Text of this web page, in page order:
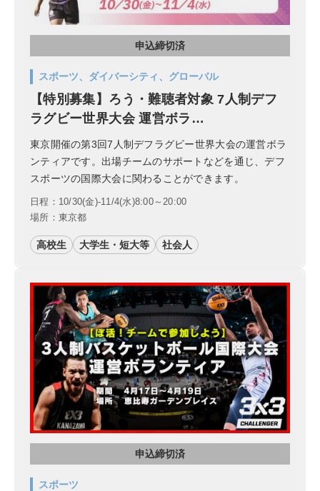
申込締切済
スポーツ、ダイバーシティ、グローバル
【特別募集】ろう・難聴者対象 7人制デフ
ラグビー世界大会 運営ボラ…
東京開催の第3回7人制デフラグビー世界大会の運営ボラ
ンティアです。出場チームのサポートなどを通じ、デフ
スポーツの国際大会に関わることができます。
日程：10/30(金)-11/4(水)8:00～20:00
場所：東京都
高校生 大学生・短大等 社会人
申込締切済
スポーツ